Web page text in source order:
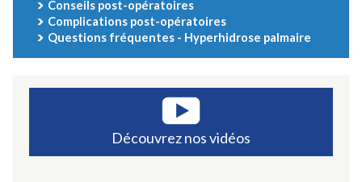
Conseils post-opératoires
Complications post-opératoires
Questions fréquentes - Hyperhidrose palmaire
Découvrez nos vidéos